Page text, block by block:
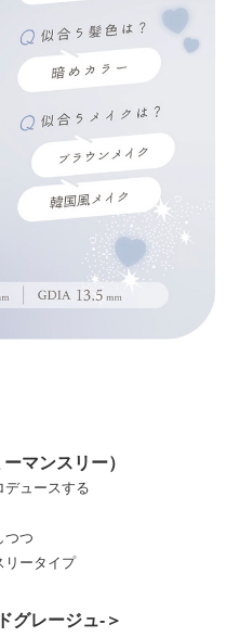
マンスリー）
デュースする
つつ
リータイプ
グレージュ-＞